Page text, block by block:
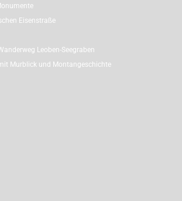
Eisenstraße
Leoben-Seegraben
Murblick und Montangeschichte